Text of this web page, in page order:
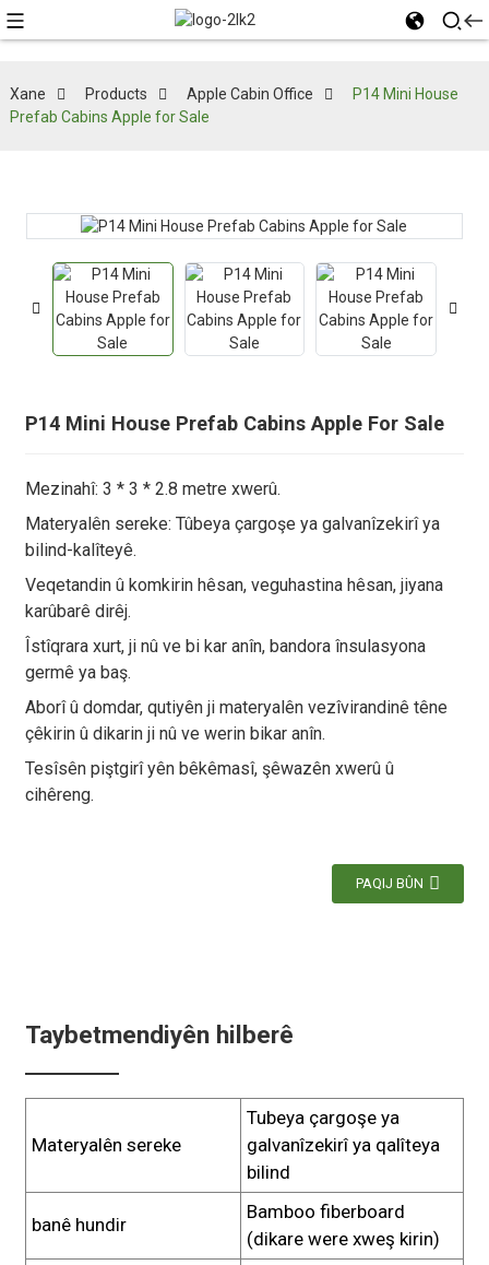
Xane Products Apple Cabin Office
P14 Mini House
Prefab Cabins Apple for Sale
P14 Mini House Prefab Cabins Apple For Sale
Mezinahî: 3 * 3 * 2.8 metre xwerû.
Materyalên sereke: Tûbeya çargoşe ya galvanîzekirî ya
bilind-kalîteyê.
Veqetandin û komkirin hêsan, veguhastina hêsan, jiyana
karûbarê dirêj.
Îstîqrara xurt, ji nû ve bi kar anîn, bandora însulasyona
germê ya baş.
Aborî û domdar, qutiyên ji materyalên vezîvirandinê têne
çêkirin û dikarin ji nû ve werin bikar anîn.
Tesîsên piştgirî yên bêkêmasî, şêwazên xwerû û
cihêreng.
PAQIJ BÛN
Taybetmendiyên hilberê
Materyalên sereke
Tubeya çargoşe ya
galvanîzekirî ya qalîteya
bilind
banê hundir
Bamboo fiberboard
(dikare were xweş kirin)